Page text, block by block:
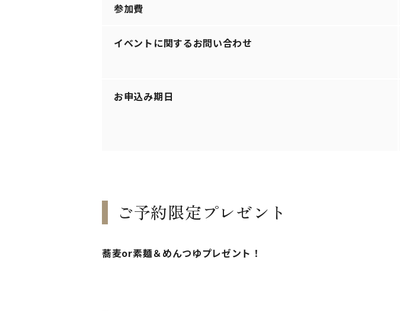
参加費
イベントに関するお問い合わせ
お申込み期日
ご予約限定プレゼント
蕎麦or素麺＆めんつゆプレゼント！